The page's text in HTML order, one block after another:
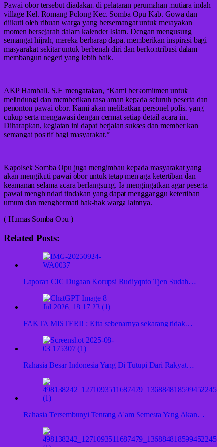
Pawai obor tersebut diadakan di pelataran perumahan mutiara indah
village Kel. Romang Polong Kec. Somba Opu Kab. Gowa dan
diikuti oleh ribuan warga yang bersemangat untuk merayakan
momen bersejarah dalam kalender Islam. Dengan mengusung
semangat hijrah, mereka berharap dapat memberikan inspirasi bagi
masyarakat sekitar untuk berbenah diri dan berkontribusi dalam
membangun negeri yang lebih baik.
AKP Hambali. S.H mengatakan, “Kami berkomitmen untuk
melindungi dan memberikan rasa aman kepada seluruh peserta dan
penonton pawai obor. Kami akan melibatkan personel polisi yang
cukup serta mengawasi dengan cermat setiap detail acara ini.
Diharapkan, kegiatan ini dapat berjalan sukses dan memberikan
semangat positif bagi masyarakat.”
Kapolsek Somba Opu juga mengimbau kepada masyarakat yang
akan mengikuti pawai obor untuk tetap menjaga ketertiban dan
keamanan selama acara berlangsung. Ia mengingatkan agar peserta
pawai menghindari tindakan yang dapat mengganggu ketertiban
umum dan menghormati hak-hak warga lainnya.
( Humas Somba Opu )
Related Posts:
Laporan CIC Dugaan Korupsi Rudiyqnto Tjen Sudah…
FAKTA MISTERI! : Kita sebenarnya sekarang tidak…
Rahasia Besar Indonesia Yang Di Tutupi Dari Rakyat…
Rahasia Tersembunyi Tentang Alam Semesta Yang Akan…